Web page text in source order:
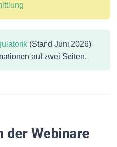
(Stand Juni 2026)
auf zwei Seiten.
der Webinare